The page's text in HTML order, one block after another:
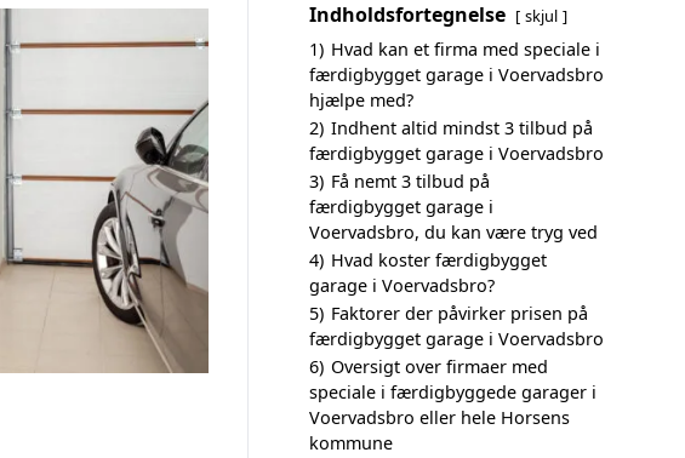
Indholdsfortegnelse skjul
1) Hvad kan et firma med speciale i
færdigbygget garage i Voervadsbro
hjælpe med?
2) Indhent altid mindst 3 tilbud på
færdigbygget garage i Voervadsbro
3) Få nemt 3 tilbud på
færdigbygget garage i
Voervadsbro, du kan være tryg ved
4) Hvad koster færdigbygget
garage i Voervadsbro?
5) Faktorer der påvirker prisen på
færdigbygget garage i Voervadsbro
6) Oversigt over firmaer med
speciale i færdigbyggede garager i
Voervadsbro eller hele Horsens
kommune